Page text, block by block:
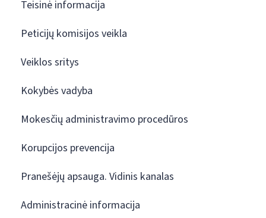
Teisinė informacija
Peticijų komisijos veikla
Veiklos sritys
Kokybės vadyba
Mokesčių administravimo procedūros
Korupcijos prevencija
Pranešėjų apsauga. Vidinis kanalas
Administracinė informacija